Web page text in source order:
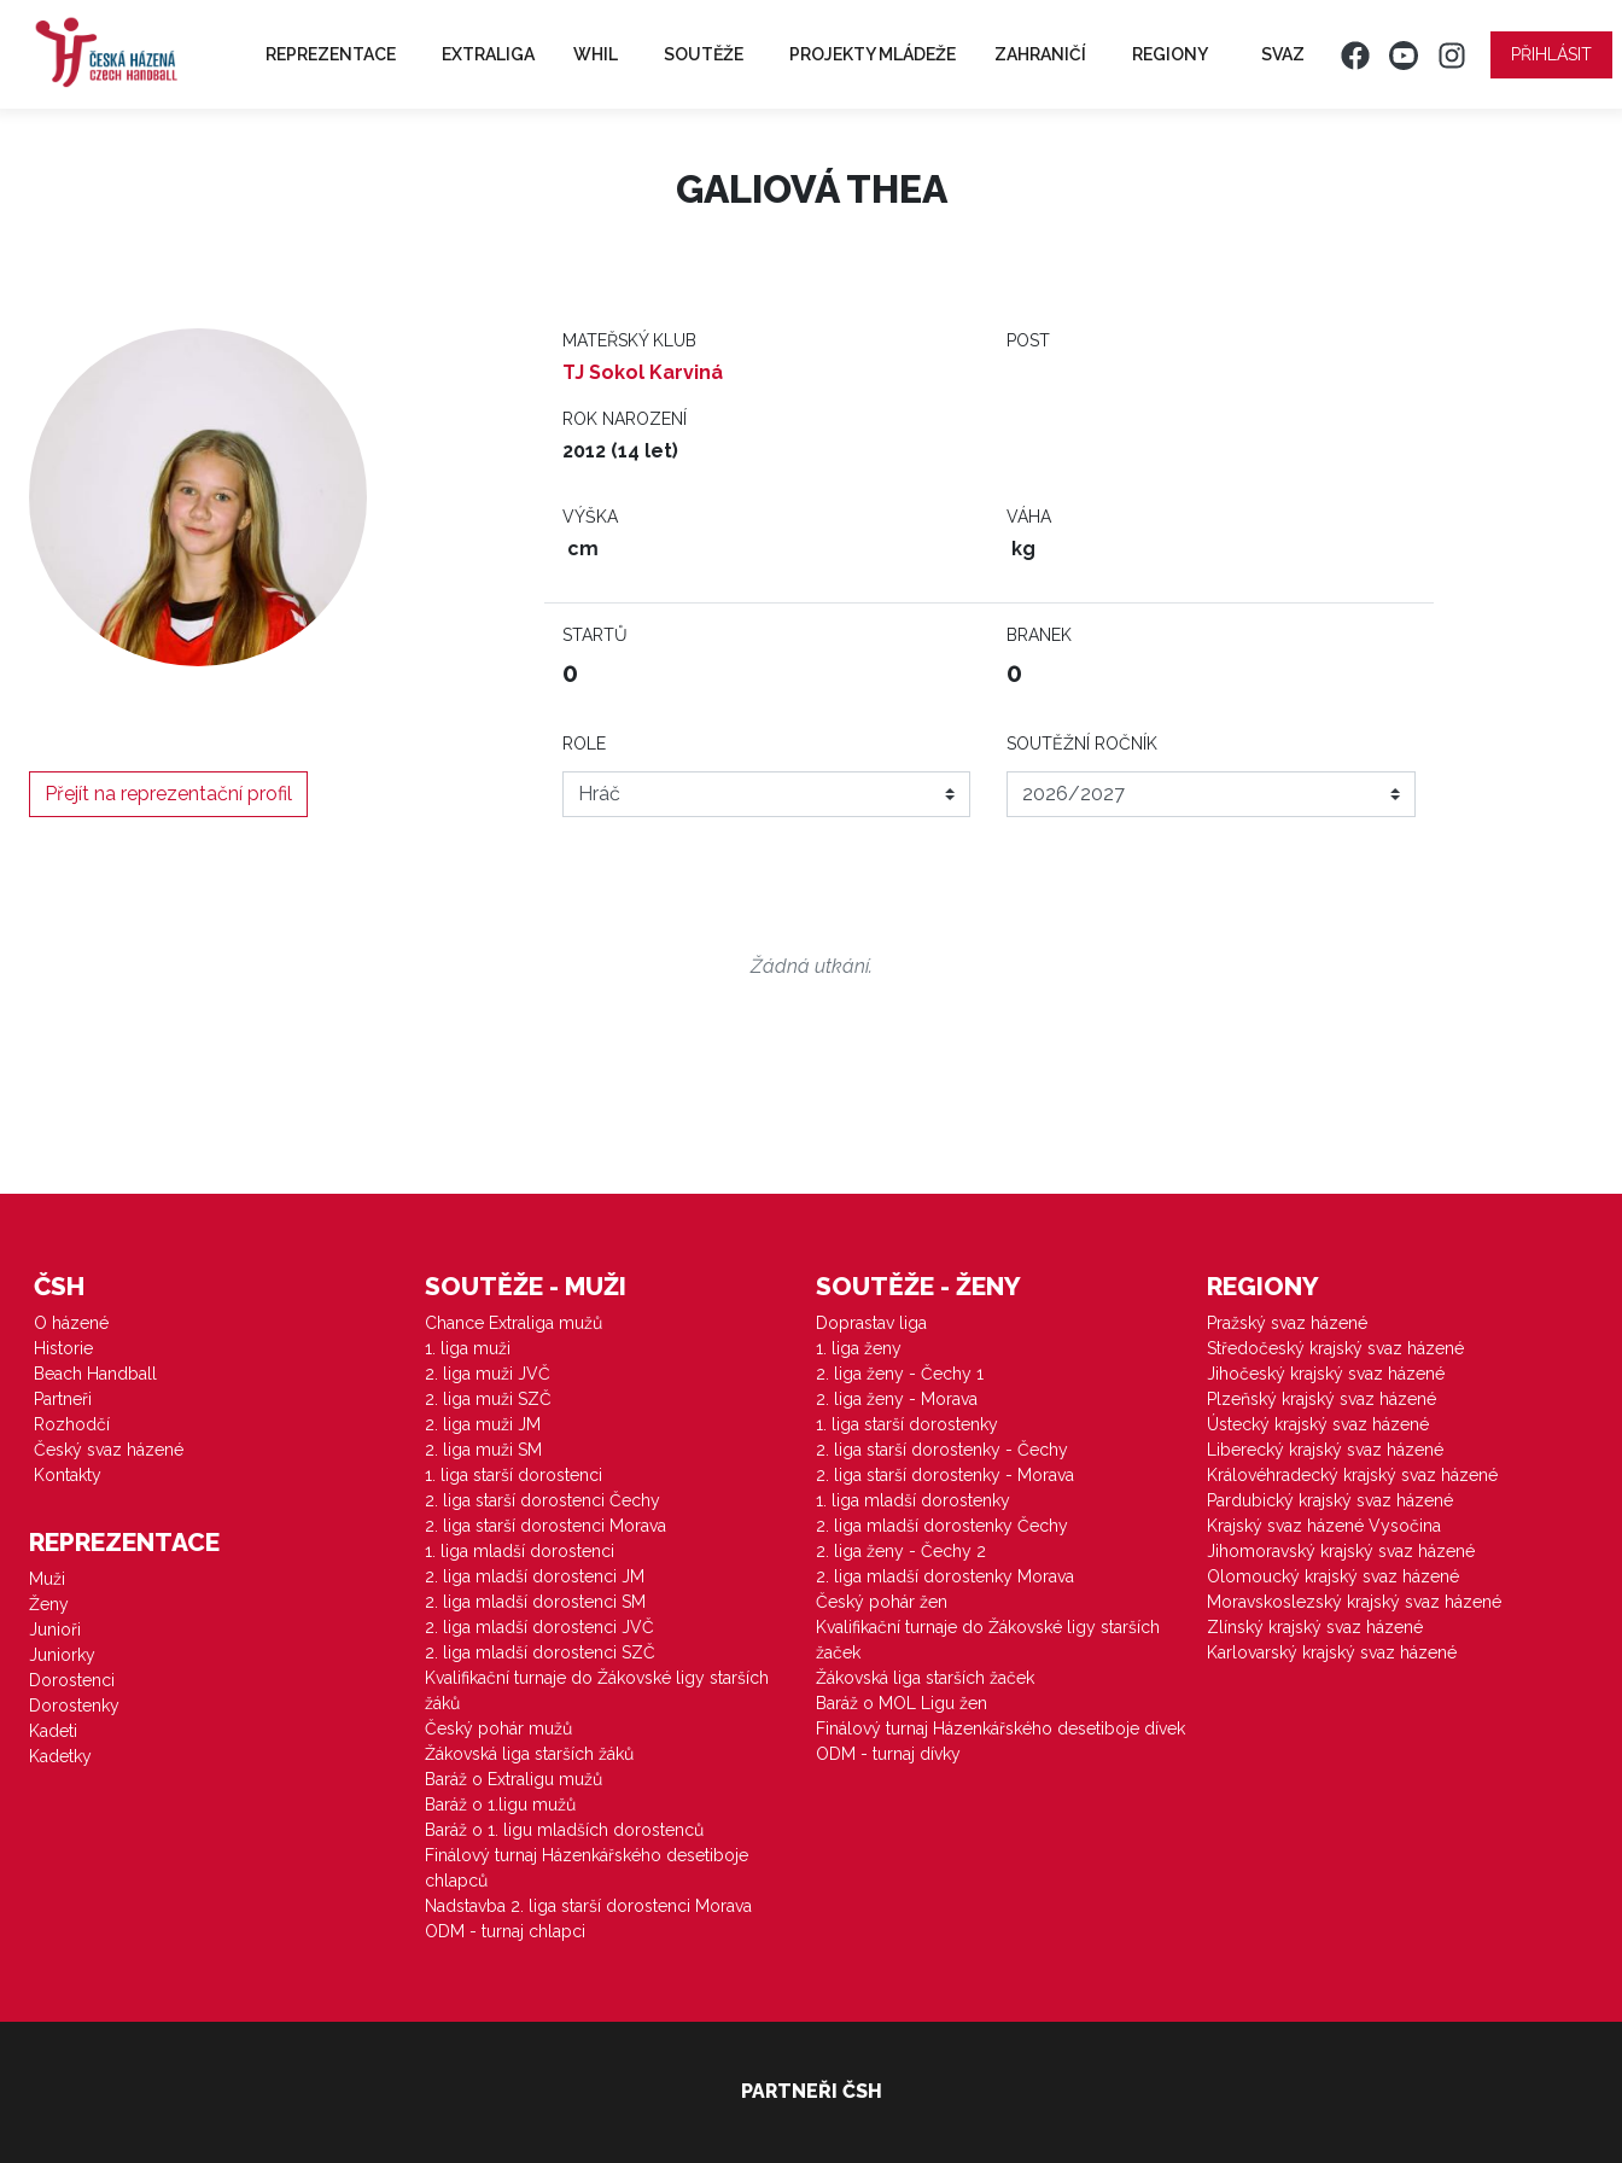
REPREZENTACE EXTRALIGA WHIL SOUTĚŽE PROJEKTY MLÁDEŽE ZAHRANIČÍ REGIONY SVAZ PŘIHLÁSIT
GALIOVÁ THEA
MATEŘSKÝ KLUB
TJ Sokol Karviná
POST
ROK NAROZENÍ
2012 (14 let)
VÝŠKA
cm
VÁHA
kg
STARTŮ
0
BRANEK
0
Přejít na reprezentační profil
ROLE SOUTĚŽNÍ ROČNÍK
Žádná utkání.
ČSH
O házené
Historie
Beach Handball
Partneři
Rozhodčí
Český svaz házené
Kontakty
REPREZENTACE
Muži
Ženy
Junioři
Juniorky
Dorostenci
Dorostenky
Kadeti
Kadetky
SOUTĚŽE - MUŽI
Chance Extraliga mužů
1. liga muži
2. liga muži JVČ
2. liga muži SZČ
2. liga muži JM
2. liga muži SM
1. liga starší dorostenci
2. liga starší dorostenci Čechy
2. liga starší dorostenci Morava
1. liga mladší dorostenci
2. liga mladší dorostenci JM
2. liga mladší dorostenci SM
2. liga mladší dorostenci JVČ
2. liga mladší dorostenci SZČ
Kvalifikační turnaje do Žákovské ligy starších
žáků
Český pohár mužů
Žákovská liga starších žáků
Baráž o Extraligu mužů
Baráž o 1.ligu mužů
Baráž o 1. ligu mladších dorostenců
Finálový turnaj Házenkářského desetiboje
chlapců
Nadstavba 2. liga starší dorostenci Morava
ODM - turnaj chlapci
SOUTĚŽE - ŽENY
Doprastav liga
1. liga ženy
2. liga ženy - Čechy 1
2. liga ženy - Morava
1. liga starší dorostenky
2. liga starší dorostenky - Čechy
2. liga starší dorostenky - Morava
1. liga mladší dorostenky
2. liga mladší dorostenky Čechy
2. liga ženy - Čechy 2
2. liga mladší dorostenky Morava
Český pohár žen
Kvalifikační turnaje do Žákovské ligy starších
žaček
Žákovská liga starších žaček
Baráž o MOL Ligu žen
Finálový turnaj Házenkářského desetiboje dívek
ODM - turnaj dívky
REGIONY
Pražský svaz házené
Středočeský krajský svaz házené
Jihočeský krajský svaz házené
Plzeňský krajský svaz házené
Ústecký krajský svaz házené
Liberecký krajský svaz házené
Královéhradecký krajský svaz házené
Pardubický krajský svaz házené
Krajský svaz házené Vysočina
Jihomoravský krajský svaz házené
Olomoucký krajský svaz házené
Moravskoslezský krajský svaz házené
Zlínský krajský svaz házené
Karlovarský krajský svaz házené
PARTNEŘI ČSH